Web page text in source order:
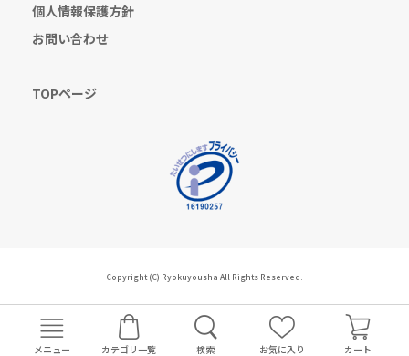
メニュー カテゴリ一覧 検索 お気に入り カート
個人情報保護方針
お問い合わせ
TOPページ
Copyright (C) Ryokuyousha All Rights Reserved.